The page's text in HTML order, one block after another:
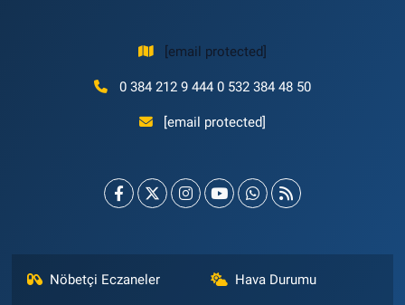
[email protected]
0 384 212 9 444 0 532 384 48 50
[email protected]
Nöbetçi Eczaneler Hava Durumu